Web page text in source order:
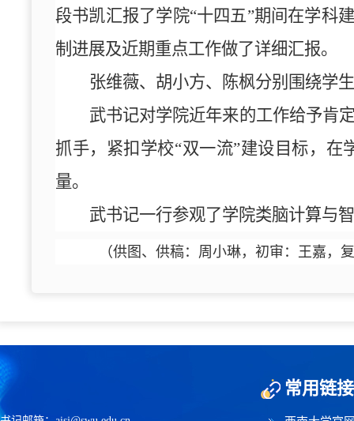
段书凯汇报了学院“十四五”期间在学科
制进展及近期重点工作做了详细汇报。
张维薇、胡小方、陈枫分别围绕学
武书记对学院近年来的工作给予肯
抓手，紧扣学校“双一流”建设目标，在
量。
武书记一行参观了学院类脑计算与
（供图、供稿：周小琳，初审：王嘉，
常用链接